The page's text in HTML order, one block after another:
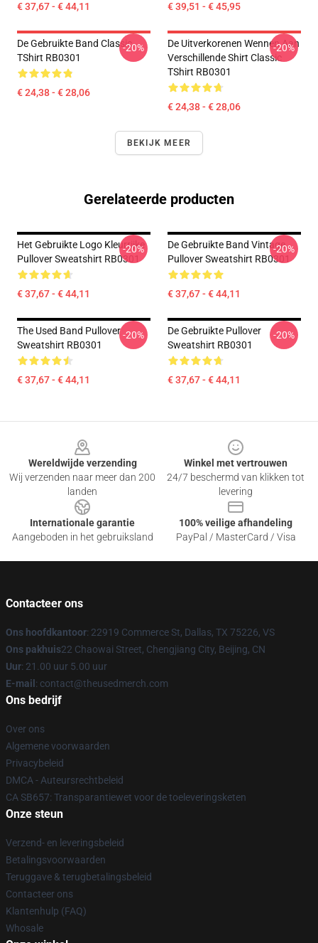
€ 37,67 - € 44,11 € 39,51 - € 45,95
De Gebruikte Band Classic
TShirt RB0301
€ 24,38 - € 28,06
-20%
De Uitverkorenen Wennen Aan
Verschillende Shirt Classic
TShirt RB0301
€ 24,38 - € 28,06
-20%
BEKIJK MEER
Gerelateerde producten
Het Gebruikte Logo Kleurrijke
Pullover Sweatshirt RB0301
€ 37,67 - € 44,11
-20%
De Gebruikte Band Vintage
Pullover Sweatshirt RB0301
€ 37,67 - € 44,11
-20%
The Used Band Pullover
Sweatshirt RB0301
€ 37,67 - € 44,11
-20%
De Gebruikte Pullover
Sweatshirt RB0301
€ 37,67 - € 44,11
-20%
Wereldwijde verzending
Wij verzenden naar meer dan 200
landen
Winkel met vertrouwen
24/7 beschermd van klikken tot
levering
Internationale garantie
Aangeboden in het gebruiksland
100% veilige afhandeling
PayPal / MasterCard / Visa
Contacteer ons
Ons hoofdkantoor: 22919 Commerce St, Dallas, TX 75226, VS
Ons pakhuis22 Chaowai Street, Chengjiang City, Beijing, CN
Uur: 21.00 uur 5.00 uur
E-mail : contact@theusedmerch.com
Ons bedrijf
Over ons
Algemene voorwaarden
Privacybeleid
DMCA - Auteursrechtbeleid
CA SB657: Transparantiewet voor de toeleveringsketen
Onze steun
Verzend- en leveringsbeleid
Betalingsvoorwaarden
Teruggave & terugbetalingsbeleid
Contacteer ons
Klantenhulp (FAQ)
Whosale